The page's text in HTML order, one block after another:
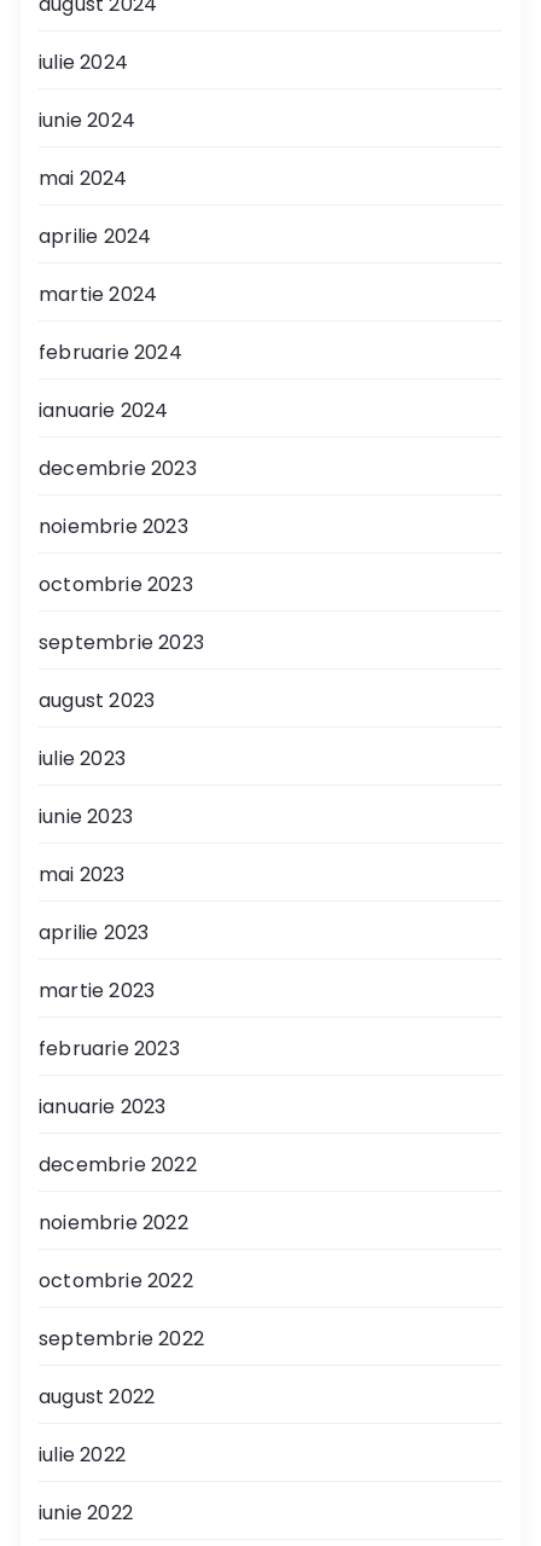
iulie 2024
iunie 2024
mai 2024
aprilie 2024
martie 2024
februarie 2024
ianuarie 2024
decembrie 2023
noiembrie 2023
octombrie 2023
septembrie 2023
august 2023
iulie 2023
iunie 2023
mai 2023
aprilie 2023
martie 2023
februarie 2023
ianuarie 2023
decembrie 2022
noiembrie 2022
octombrie 2022
septembrie 2022
august 2022
iulie 2022
iunie 2022